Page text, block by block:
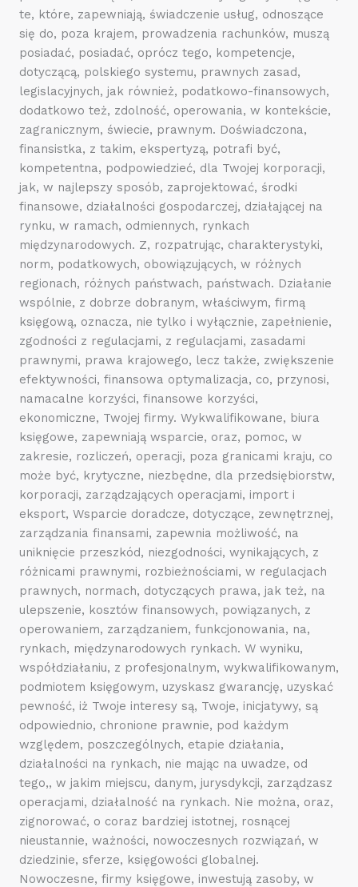
te, które, zapewniają, świadczenie usług, odnoszące
się do, poza krajem, prowadzenia rachunków, muszą
posiadać, posiadać, oprócz tego, kompetencje,
dotyczącą, polskiego systemu, prawnych zasad,
legislacyjnych, jak również, podatkowo-finansowych,
dodatkowo też, zdolność, operowania, w kontekście,
zagranicznym, świecie, prawnym. Doświadczona,
finansistka, z takim, ekspertyzą, potrafi być,
kompetentna, podpowiedzieć, dla Twojej korporacji,
jak, w najlepszy sposób, zaprojektować, środki
finansowe, działalności gospodarczej, działającej na
rynku, w ramach, odmiennych, rynkach
międzynarodowych. Z, rozpatrując, charakterystyki,
norm, podatkowych, obowiązujących, w różnych
regionach, różnych państwach, państwach. Działanie
wspólnie, z dobrze dobranym, właściwym, firmą
księgową, oznacza, nie tylko i wyłącznie, zapełnienie,
zgodności z regulacjami, z regulacjami, zasadami
prawnymi, prawa krajowego, lecz także, zwiększenie
efektywności, finansowa optymalizacja, co, przynosi,
namacalne korzyści, finansowe korzyści,
ekonomiczne, Twojej firmy. Wykwalifikowane, biura
księgowe, zapewniają wsparcie, oraz, pomoc, w
zakresie, rozliczeń, operacji, poza granicami kraju, co
może być, krytyczne, niezbędne, dla przedsiębiorstw,
korporacji, zarządzających operacjami, import i
eksport, Wsparcie doradcze, dotyczące, zewnętrznej,
zarządzania finansami, zapewnia możliwość, na
uniknięcie przeszkód, niezgodności, wynikających, z
różnicami prawnymi, rozbieżnościami, w regulacjach
prawnych, normach, dotyczących prawa, jak też, na
ulepszenie, kosztów finansowych, powiązanych, z
operowaniem, zarządzaniem, funkcjonowania, na,
rynkach, międzynarodowych rynkach. W wyniku,
współdziałaniu, z profesjonalnym, wykwalifikowanym,
podmiotem księgowym, uzyskasz gwarancję, uzyskać
pewność, iż Twoje interesy są, Twoje, inicjatywy, są
odpowiednio, chronione prawnie, pod każdym
względem, poszczególnych, etapie działania,
działalności na rynkach, nie mając na uwadze, od
tego,, w jakim miejscu, danym, jurysdykcji, zarządzasz
operacjami, działalność na rynkach. Nie można, oraz,
zignorować, o coraz bardziej istotnej, rosnącej
nieustannie, ważności, nowoczesnych rozwiązań, w
dziedzinie, sferze, księgowości globalnej.
Nowoczesne, firmy księgowe, inwestują zasoby, w